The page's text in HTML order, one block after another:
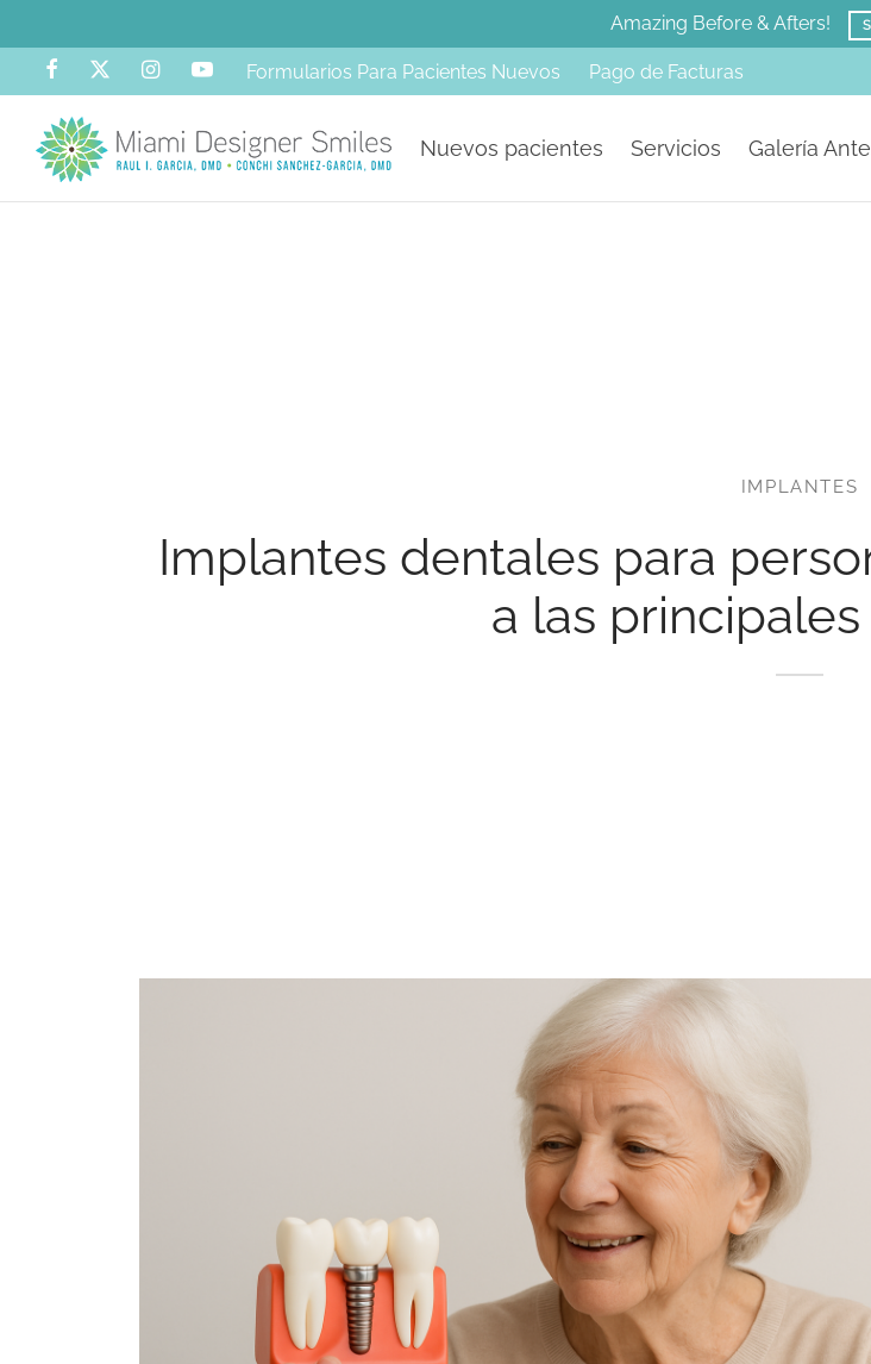
Amazing Before & Afters!
Formularios Para Pacientes Nuevos Pago de Facturas
Nuevos pacientes Servicios Galería
IMPLANTES
Implantes dentales para
a las